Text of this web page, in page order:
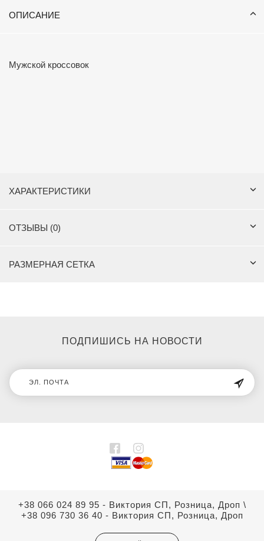
ОПИСАНИЕ
Мужской кроссовок
ХАРАКТЕРИСТИКИ
ОТЗЫВЫ (0)
РАЗМЕРНАЯ СЕТКА
ПОДПИШИСЬ НА НОВОСТИ
+38 066 024 89 95 - Виктория СП, Розница, Дроп \
+38 096 730 36 40 - Виктория СП, Розница, Дроп